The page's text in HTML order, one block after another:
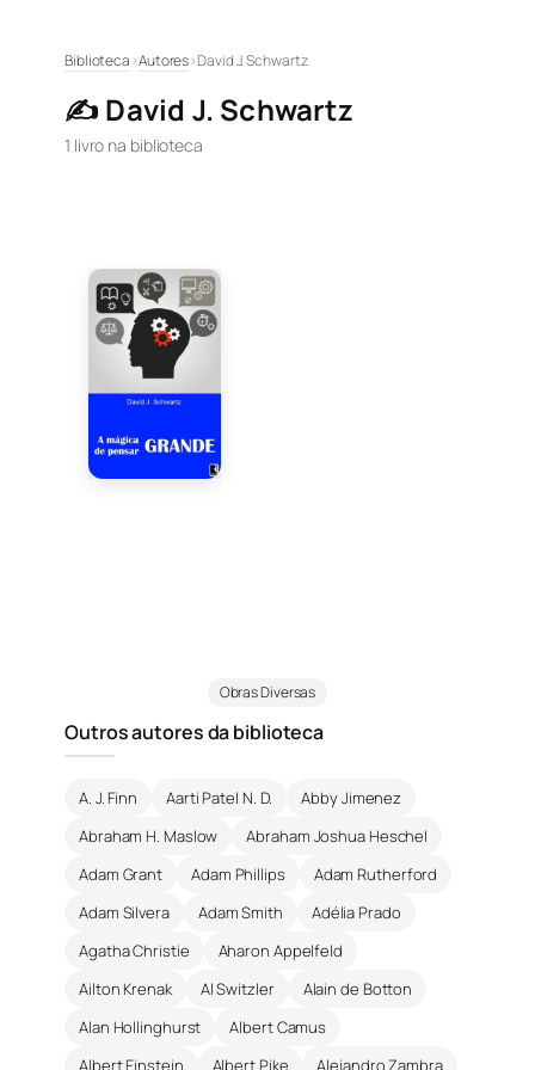
conteúdo
Biblioteca›Autores›David J. Schwartz
✍️ David J. Schwartz
1 livro na biblioteca
Obras Diversas
Outros autores da biblioteca
A. J. Finn Aarti Patel N. D.
Abby Jimenez
Abraham H. Maslow
Abraham Joshua Heschel
Adam Grant
Adam Phillips
Adam Rutherford
Adam Silvera
Adam Smith
Adélia Prado
Agatha Christie
Aharon Appelfeld
Ailton Krenak
Al Switzler
Alain de Botton
Alan Hollinghurst
Albert Camus
Albert Einstein
Albert Pike Alejandro Zambra